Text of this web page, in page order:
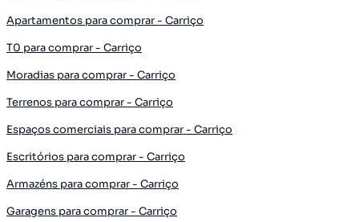
Apartamentos para comprar - Carriço
T0 para comprar - Carriço
Moradias para comprar - Carriço
Terrenos para comprar - Carriço
Espaços comerciais para comprar - Carriço
Escritórios para comprar - Carriço
Armazéns para comprar - Carriço
Garagens para comprar - Carriço